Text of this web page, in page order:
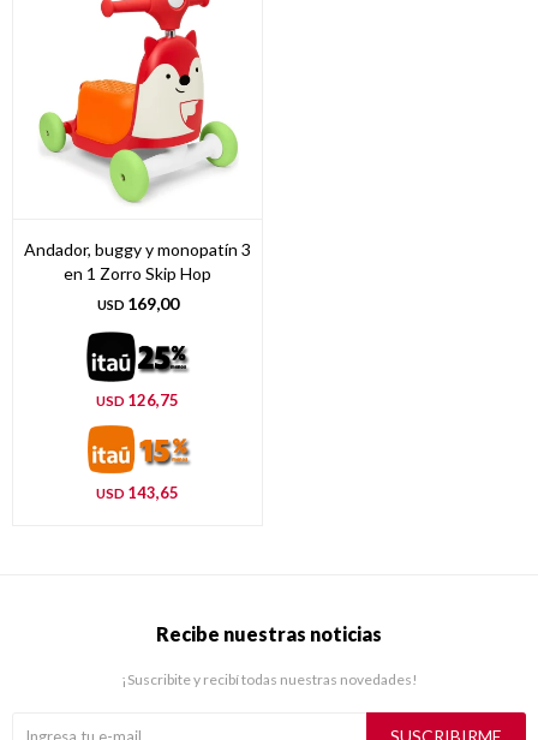
Andador, buggy y monopatín 3
en 1 Zorro Skip Hop
USD 169,00
USD 126,75
USD 143,65
Recibe nuestras noticias
¡Suscribite y recibí todas nuestras novedades!
SUSCRIBIRME